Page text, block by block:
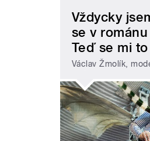
Vždycky
se v
Teď se mi
Václav Žmolík,